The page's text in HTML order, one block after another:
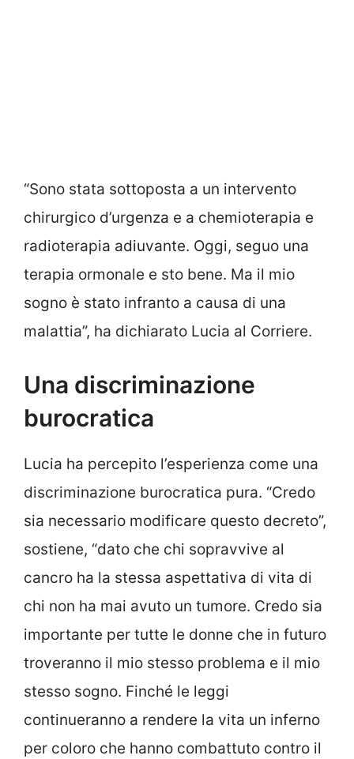
“Sono stata sottoposta a un intervento
chirurgico d’urgenza e a chemioterapia e
radioterapia adiuvante. Oggi, seguo una
terapia ormonale e sto bene. Ma il mio
sogno è stato infranto a causa di una
malattia”, ha dichiarato Lucia al Corriere.
Una discriminazione
burocratica
Lucia ha percepito l’esperienza come una
discriminazione burocratica pura. “Credo
sia necessario modificare questo decreto”,
sostiene, “dato che chi sopravvive al
cancro ha la stessa aspettativa di vita di
chi non ha mai avuto un tumore. Credo sia
importante per tutte le donne che in futuro
troveranno il mio stesso problema e il mio
stesso sogno. Finché le leggi
continueranno a rendere la vita un inferno
per coloro che hanno combattuto contro il